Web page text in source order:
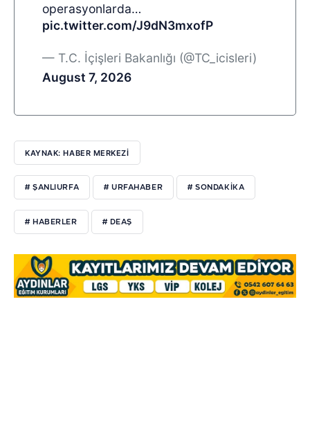
operasyonlarda…
pic.twitter.com/J9dN3mxofP
— T.C. İçişleri Bakanlığı (@TC_icisleri)
August 7, 2026
KAYNAK: HABER MERKEZI
# ŞANLIURFA # URFAHABER # SONDAKIKA
# HABERLER # DEAŞ